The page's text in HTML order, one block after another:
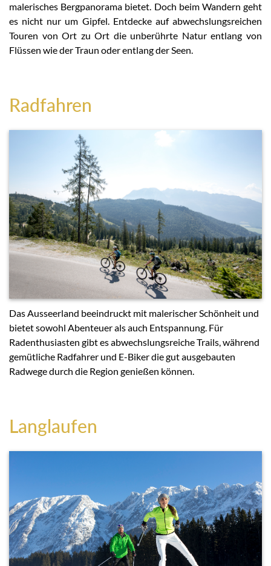
malerisches Bergpanorama bietet. Doch beim Wandern geht
es nicht nur um Gipfel. Entdecke auf abwechslungsreichen
Touren von Ort zu Ort die unberührte Natur entlang von
Flüssen wie der Traun oder entlang der Seen.
Radfahren
Das Ausseerland beeindruckt mit malerischer Schönheit und
bietet sowohl Abenteuer als auch Entspannung. Für
Radenthusiasten gibt es abwechslungsreiche Trails, während
gemütliche Radfahrer und E-Biker die gut ausgebauten
Radwege durch die Region genießen können.
Langlaufen